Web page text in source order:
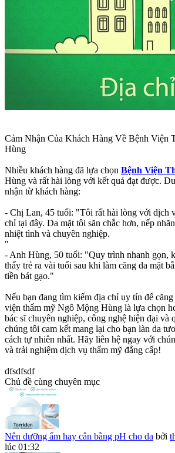
Cảm Nhận Của Khách Hàng Về Bệnh Viện
Hùng
Nhiều khách hàng đã lựa chọn Bệnh Viện
Hùng và rất hài lòng với kết quả đạt được.
nhận từ khách hàng:
- Chị Lan, 45 tuổi: "Tôi rất hài lòng với dịch
chỉ tại đây. Da mặt tôi săn chắc hơn, nếp
nhiệt tình và chuyên nghiệp.
"
- Anh Hùng, 50 tuổi: "Quy trình nhanh gọn,
thấy trẻ ra vài tuổi sau khi làm căng da mặt
tiền bát gạo."
Nếu bạn đang tìm kiếm địa chỉ uy tín để
viện thẩm mỹ Ngô Mộng Hùng là lựa chọn
bác sĩ chuyên nghiệp, công nghệ hiện đại và
chúng tôi cam kết mang lại cho bạn làn da
cách tự nhiên nhất. Hãy liên hệ ngay với
và trải nghiệm dịch vụ thẩm mỹ đẳng cấp!
dfsdfsdf
Chủ đề cùng chuyên mục
Nên dưỡng ẩm hay cân bằng pH cho da bởi
lúc 01:32